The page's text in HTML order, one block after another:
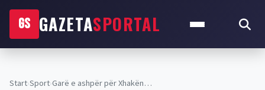
GS GAZETASPORTAL
Start›Sport›Garë e ashpër për Xhakën…